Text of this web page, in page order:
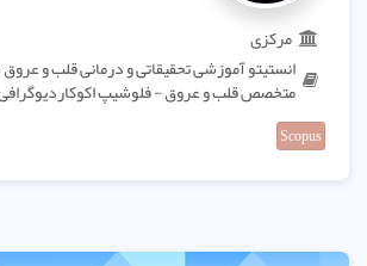
مرکزی
انستیتو آموزشی تحقیقاتی و درمانی قلب و
متخصص قلب و عروق - فلوشیپ
Scopus